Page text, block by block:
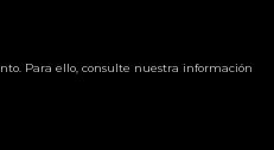
Para ello, consulte nuestra información